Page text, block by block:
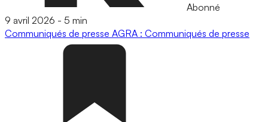
Abonné
9 avril 2026 - 5 min
Communiqués de presse AGRA : Communiqués de presse